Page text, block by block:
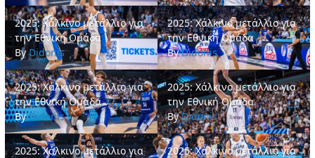
2025: Χάλκινο μετάλλιο για την Εθνική Ομάδα
2025: Χάλκινο μετάλλιο για
την Εθνική Ομάδα
ByDidonis
2025: Χάλκινο μετάλλιο για την
2025: Χάλκινο μετάλλιο για
την Εθνική Ομάδα
ByDidonis
2025: Χάλκινο μετάλλιο για την Εθνική Ομάδα
2025: Χάλκινο μετάλλιο για
την Εθνική Ομάδα
ByDidonis
2025: Χάλκινο μετάλλιο για την
2025: Χάλκινο μετάλλιο για
την Εθνική Ομάδα
ByDidonis
2025: Χάλκινο μετάλλιο για την Εθνική Ομάδα
2025: Χάλκινο μετάλλιο για
2025: Χάλκινο μετάλλιο για την
2025: Χάλκινο μετάλλιο για